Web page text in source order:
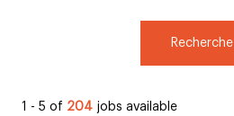
Recherche
1 - 5 of 204 jobs available